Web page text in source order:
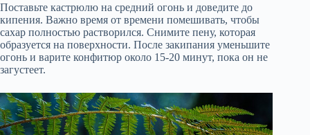
Поставьте кастрюлю на средний огонь и доведите до
кипения. Важно время от времени помешивать, чтобы
сахар полностью растворился. Снимите пену, которая
образуется на поверхности. После закипания уменьшите
огонь и варите конфитюр около 15-20 минут, пока он не
загустеет.